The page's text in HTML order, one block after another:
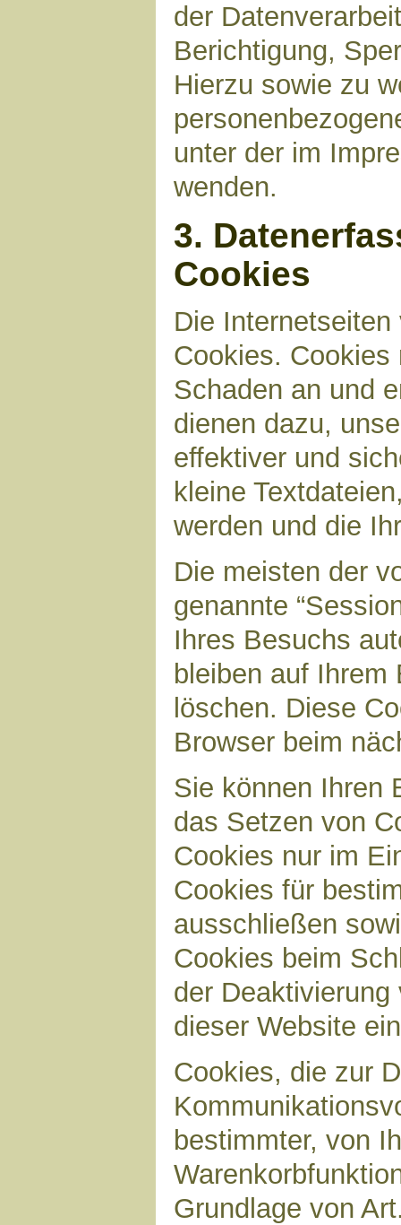
der
Berichtigung,
Hierzu sowie zu
unter der im
wenden.
3.
Cookies
Die
Cookies.
Schaden an und
dienen dazu,
effektiver und
kleine
werden und die
Die meisten der
genannte
Ihres Besuchs
bleiben auf
löschen. Diese
Browser beim
Sie können Ihren
das Setzen von
Cookies nur im
Cookies für
ausschließen
Cookies beim
der
dieser Website
Cookies, die zur
bestimmter, von
Grundlage von